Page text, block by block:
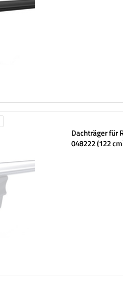
Dachträger für
048222 (122